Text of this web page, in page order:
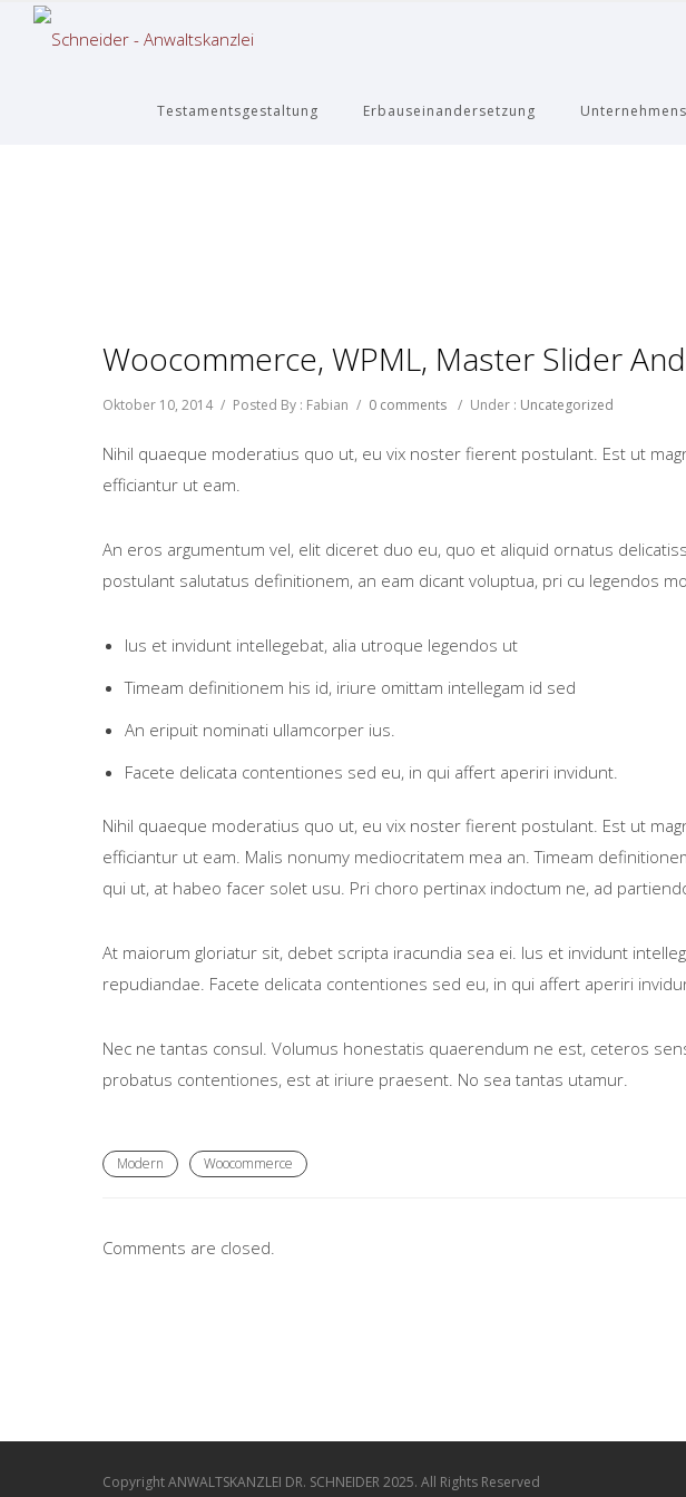
Testamentsgestaltung Erbauseinandersetzung
Woocommerce, WPML, Master Slider
Oktober 10, 2014 / Posted By : Fabian / 0 comments / Under : Uncategorized
Nihil quaeque moderatius quo ut, eu vix noster fierent postulant. Est ut
efficiantur ut eam.
An eros argumentum vel, elit diceret duo eu, quo et aliquid ornatus
postulant salutatus definitionem, an eam dicant voluptua, pri cu legendos
Ius et invidunt intellegebat, alia utroque legendos ut
Timeam definitionem his id, iriure omittam intellegam id sed
An eripuit nominati ullamcorper ius.
Facete delicata contentiones sed eu, in qui affert aperiri invidunt.
Nihil quaeque moderatius quo ut, eu vix noster fierent postulant. Est ut
efficiantur ut eam. Malis nonumy mediocritatem mea an. Timeam
qui ut, at habeo facer solet usu. Pri choro pertinax indoctum ne, ad
At maiorum gloriatur sit, debet scripta iracundia sea ei. Ius et invidunt
repudiandae. Facete delicata contentiones sed eu, in qui affert aperiri
Nec ne tantas consul. Volumus honestatis quaerendum ne est, ceteros
probatus contentiones, est at iriure praesent. No sea tantas utamur.
Modern Woocommerce
Comments are closed.
Copyright ANWALTSKANZLEI DR. SCHNEIDER 2025. All Rights Reserved